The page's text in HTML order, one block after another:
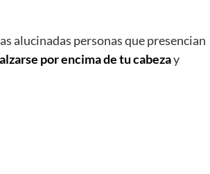
alucinadas personas que presencian
por encima de tu cabezay